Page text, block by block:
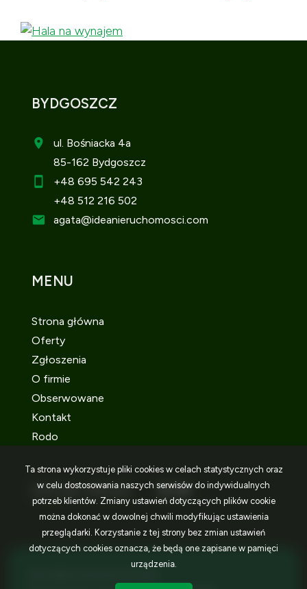
BYDGOSZCZ
ul. Bośniacka 4a
85-162 Bydgoszcz
+48 695 542 243
+48 512 216 502
agata@ideanieruchomosci.com
MENU
Strona główna
Oferty
Zgłoszenia
O firmie
Obserwowane
Kontakt
Rodo
SOCIAL MEDIA Facebook
Facebook
Facebook
Ta strona wykorzystuje pliki cookies w celach statystycznych oraz
w celu dostosowania naszych serwisów do indywidualnych
potrzeb klientów. Zmiany ustawień dotyczących plików cookie
można dokonać w dowolnej chwili modyfikując ustawienia
przeglądarki. Korzystanie z tej strony bez zmian ustawień
dotyczących cookies oznacza, że będą one zapisane w pamięci
urządzenia.